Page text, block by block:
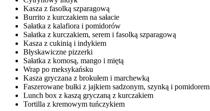
Kasza z fasolką szparagową
Burrito z kurczakiem na sałacie
Sałatka z kalafiora i pomidorów
Sałatka z kurczakiem, serem i fasolką szparagową
Kasza z cukinią i indykiem
Błyskawiczne pizzerki
Sałatka z komosą, mango i miętą
Wrap po meksykańsku
Kasza gryczana z brokułem i marchewką
Faszerowane bułki z jajkiem sadzonym, szynką i pomidorem
Lunch box z kaszą gryczaną z kurczakiem
Tortilla z kremowym tuńczykiem